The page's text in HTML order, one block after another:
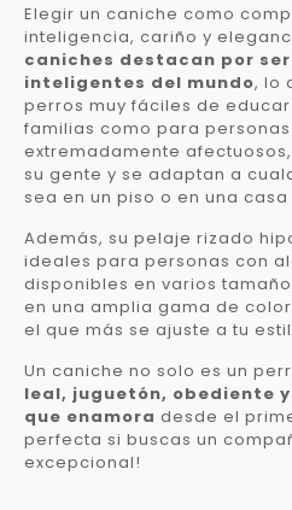
Elegir un caniche como
inteligencia, cariño y
caniches destacan por
inteligentes del mundo, lo
perros muy fáciles de
familias como para personas
extremadamente
su gente y se adaptan a
sea en un piso o en una
Además, su pelaje rizado
ideales para personas con
disponibles en varios
en una amplia gama de
el que más se ajuste a tu
Un caniche no solo es un
leal, juguetón, obediente
que enamora desde el
perfecta si buscas un
excepcional!